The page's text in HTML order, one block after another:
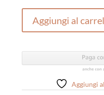
Donna
e
Aggiungi al
Aggiungi